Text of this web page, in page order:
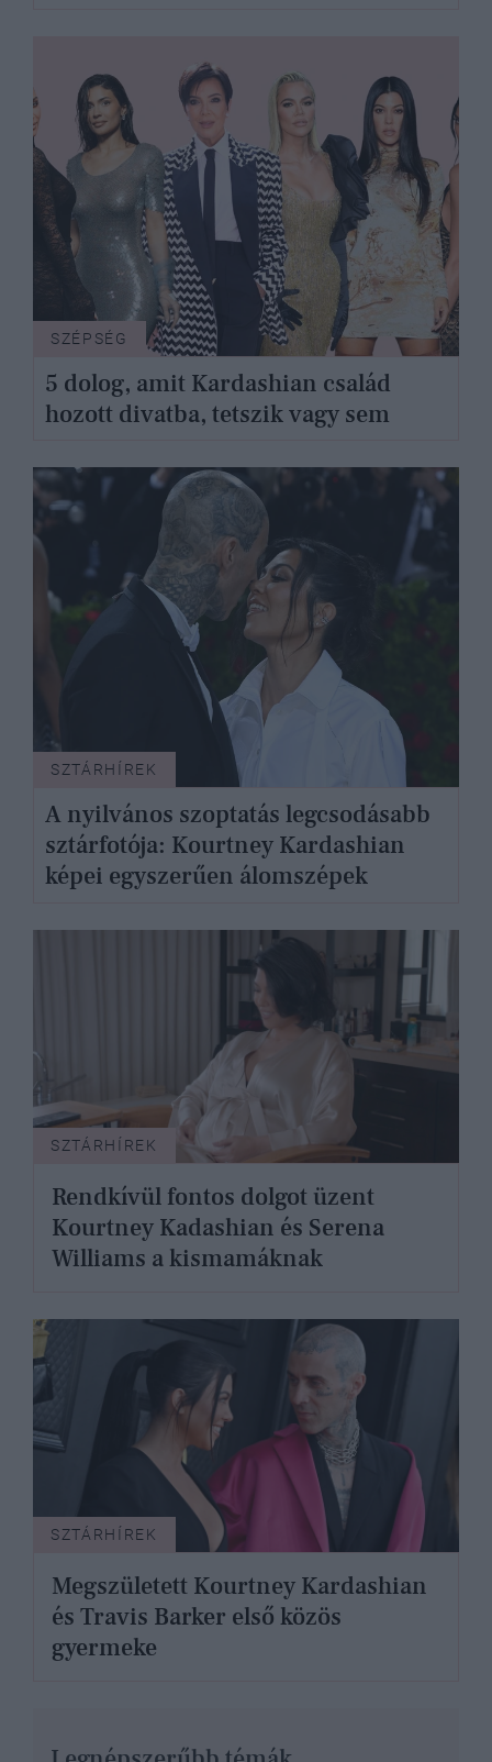
SZÉPSÉG
5 dolog, amit Kardashian család
hozott divatba, tetszik vagy sem
SZTÁRHÍREK
A nyilvános szoptatás legcsodásabb
sztárfotója: Kourtney Kardashian
képei egyszerűen álomszépek
SZTÁRHÍREK
Rendkívül fontos dolgot üzent
Kourtney Kadashian és Serena
Williams a kismamáknak
SZTÁRHÍREK
Megszületett Kourtney Kardashian
és Travis Barker első közös
gyermeke